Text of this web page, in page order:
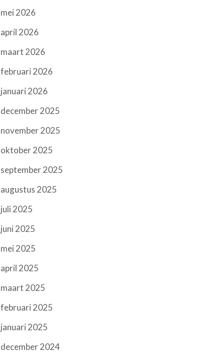
mei 2026
april 2026
maart 2026
februari 2026
januari 2026
december 2025
november 2025
oktober 2025
september 2025
augustus 2025
juli 2025
juni 2025
mei 2025
april 2025
maart 2025
februari 2025
januari 2025
december 2024